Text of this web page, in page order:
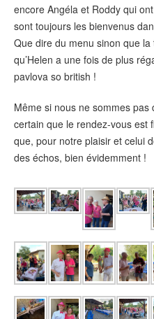
encore Angéla et Roddy qui
sont toujours les bienvenus
Que dire du menu sinon que
qu’Helen a une fois de plus
pavlova so british !
Même si nous ne sommes
certain que le rendez-vous est
que, pour notre plaisir et celui
des échos, bien évidemment !